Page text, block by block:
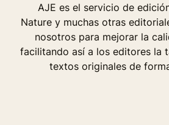
AJE es el servicio de
Nature y muchas otras
nosotros para mejorar la
facilitando así a los editores la
textos originales de